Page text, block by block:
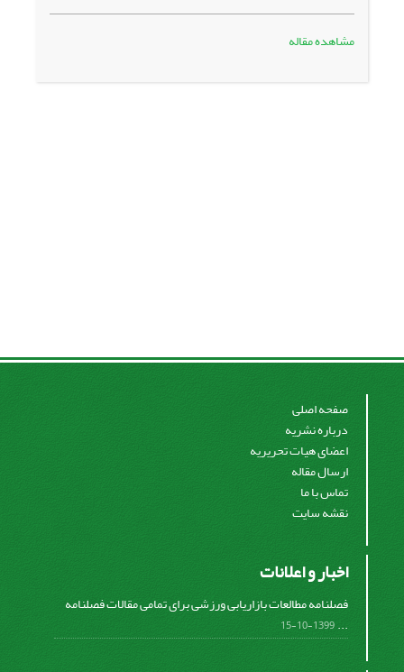
مشاهده مقاله
صفحه اصلی
درباره نشریه
اعضای هیات تحریریه
ارسال مقاله
تماس با ما
نقشه سایت
اخبار و اعلانات
فصلنامه مطالعات بازاریابی ورزشی برای تمامی مقالات فصلنامه
...
1399-10-15